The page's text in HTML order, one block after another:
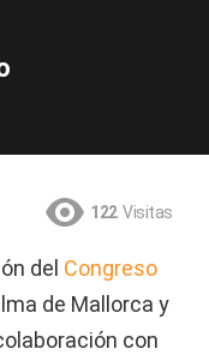
122 Visitas
del Congreso
de Mallorca y
con